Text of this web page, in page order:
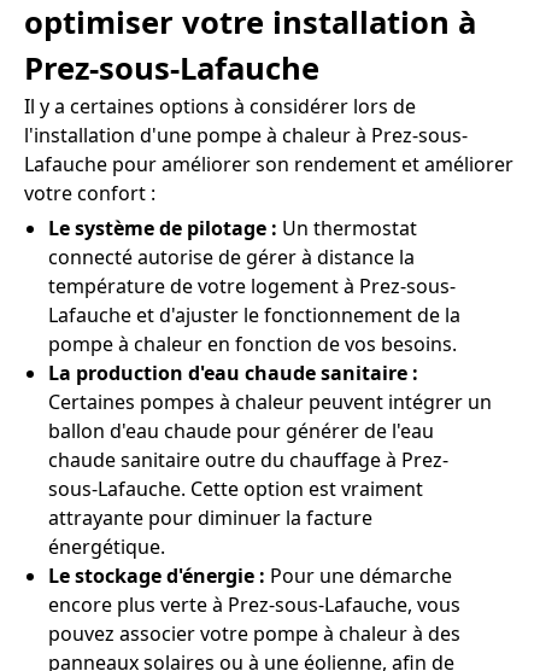
optimiser votre installation à
Prez-sous-Lafauche
Il y a certaines options à considérer lors de
l'installation d'une pompe à chaleur à Prez-sous-
Lafauche pour améliorer son rendement et améliorer
votre confort :
Le système de pilotage : Un thermostat
connecté autorise de gérer à distance la
température de votre logement à Prez-sous-
Lafauche et d'ajuster le fonctionnement de la
pompe à chaleur en fonction de vos besoins.
La production d'eau chaude sanitaire :
Certaines pompes à chaleur peuvent intégrer un
ballon d'eau chaude pour générer de l'eau
chaude sanitaire outre du chauffage à Prez-
sous-Lafauche. Cette option est vraiment
attrayante pour diminuer la facture
énergétique.
Le stockage d'énergie : Pour une démarche
encore plus verte à Prez-sous-Lafauche, vous
pouvez associer votre pompe à chaleur à des
panneaux solaires ou à une éolienne, afin de